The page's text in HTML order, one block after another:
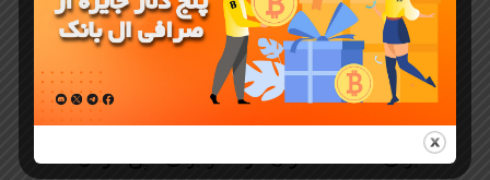
بیشتری را در این ماژول کشف کنید.
در مورد مزایای کپی کردن و نحوه شروع
سریع صحبت کردن، اقدامات احتیاطی